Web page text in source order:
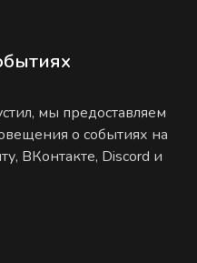
мы предоставляем
о событиях на
ВКонтакте, Discord и